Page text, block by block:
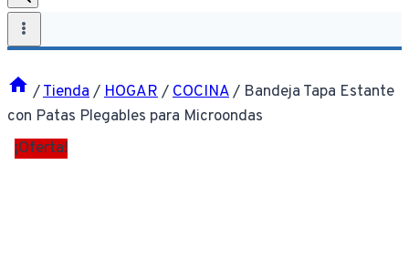
productos
/Tienda/HOGAR/COCINA/ Bandeja Tapa Estante
con Patas Plegables para Microondas
¡Oferta!